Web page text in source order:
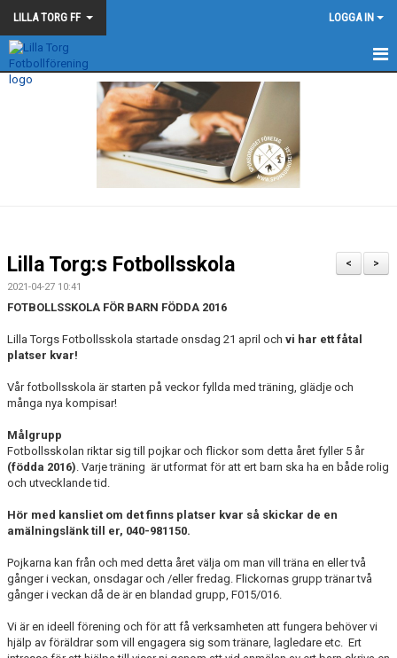
LILLA TORG FF LOGGA IN
LILLA TORG FF
>
<
Lilla Torg:s Fotbollsskola
2021-04-27 10:41
FOTBOLLSSKOLA FÖR BARN FÖDDA 2016
Lilla Torgs Fotbollsskola startade onsdag 21 april och vi har ett fåtal
platser kvar!
Vår fotbollsskola är starten på veckor fyllda med träning, glädje och
många nya kompisar!
Målgrupp
Fotbollsskolan riktar sig till pojkar och flickor som detta året fyller 5 år
(födda 2016). Varje träning är utformat för att ert barn ska ha en både rolig
och utvecklande tid.
Hör med kansliet om det finns platser kvar så skickar de en
amälningslänk till er, 040-981150.
Pojkarna kan från och med detta året välja om man vill träna en eller två
gånger i veckan, onsdagar och /eller fredag. Flickornas grupp tränar två
gånger i veckan då de är en blandad grupp, F015/016.
Vi är en ideell förening och för att få verksamheten att fungera behöver vi
hjälp av föräldrar som vill engagera sig som tränare, lagledare etc. Ert